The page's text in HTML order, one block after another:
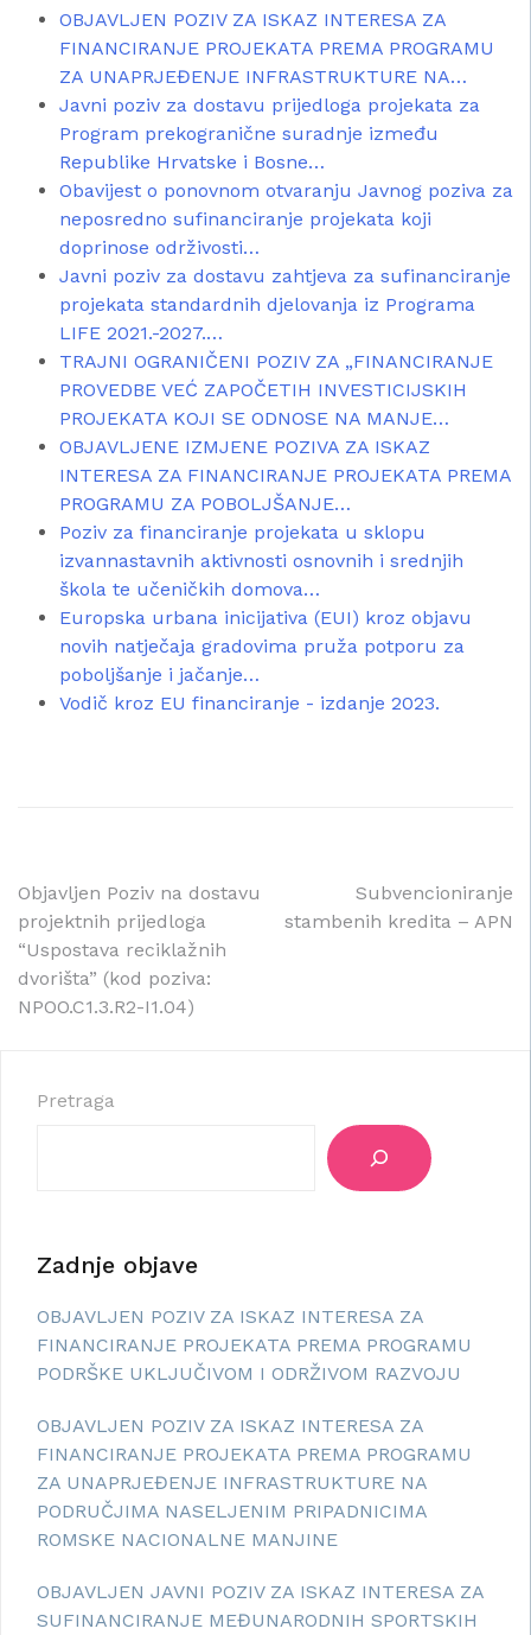
OBJAVLJEN POZIV ZA ISKAZ INTERESA ZA
FINANCIRANJE PROJEKATA PREMA PROGRAMU
ZA UNAPRJEĐENJE INFRASTRUKTURE NA…
Javni poziv za dostavu prijedloga projekata za
Program prekogranične suradnje između
Republike Hrvatske i Bosne…
Obavijest o ponovnom otvaranju Javnog poziva za
neposredno sufinanciranje projekata koji
doprinose održivosti…
Javni poziv za dostavu zahtjeva za sufinanciranje
projekata standardnih djelovanja iz Programa
LIFE 2021.-2027.…
TRAJNI OGRANIČENI POZIV ZA „FINANCIRANJE
PROVEDBE VEĆ ZAPOČETIH INVESTICIJSKIH
PROJEKATA KOJI SE ODNOSE NA MANJE…
OBJAVLJENE IZMJENE POZIVA ZA ISKAZ
INTERESA ZA FINANCIRANJE PROJEKATA PREMA
PROGRAMU ZA POBOLJŠANJE…
Poziv za financiranje projekata u sklopu
izvannastavnih aktivnosti osnovnih i srednjih
škola te učeničkih domova…
Europska urbana inicijativa (EUI) kroz objavu
novih natječaja gradovima pruža potporu za
poboljšanje i jačanje…
Vodič kroz EU financiranje - izdanje 2023.
Navigacija
objava
Objavljen Poziv na dostavu
projektnih prijedloga
“Uspostava reciklažnih
dvorišta” (kod poziva:
NPOO.C1.3.R2-I1.04)
Subvencioniranje
stambenih kredita – APN
Pretraga
Zadnje objave
OBJAVLJEN POZIV ZA ISKAZ INTERESA ZA
FINANCIRANJE PROJEKATA PREMA PROGRAMU
PODRŠKE UKLJUČIVOM I ODRŽIVOM RAZVOJU
OBJAVLJEN POZIV ZA ISKAZ INTERESA ZA
FINANCIRANJE PROJEKATA PREMA PROGRAMU
ZA UNAPRJEĐENJE INFRASTRUKTURE NA
PODRUČJIMA NASELJENIM PRIPADNICIMA
ROMSKE NACIONALNE MANJINE
OBJAVLJEN JAVNI POZIV ZA ISKAZ INTERESA ZA
SUFINANCIRANJE MEĐUNARODNIH SPORTSKIH